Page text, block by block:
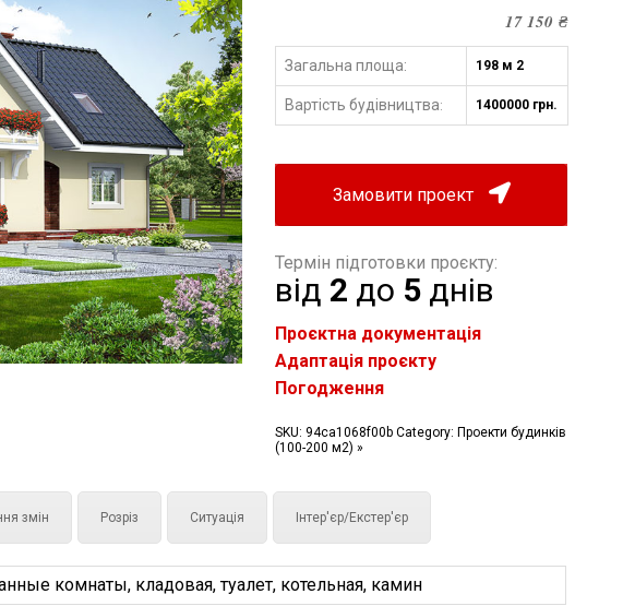
17 150₴
Загальна площа: 198 м 2
Вартість будівництва: 1400000 грн.
Замовити проект
Термін підготовки проєкту:
від 2 до 5 днів
Проєктна документація
Адаптація проєкту
Погодження
SKU: 94ca1068f00b Category:Проекти будинків
(100-200 м2) »
змін Розріз Ситуація Інтер'єр/Екстер'єр
комнаты, кладовая, туалет, котельная, камин